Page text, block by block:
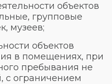
объектов
групповые
музеев;
объектов
в помещениях, при
пребывания не
с ограничением